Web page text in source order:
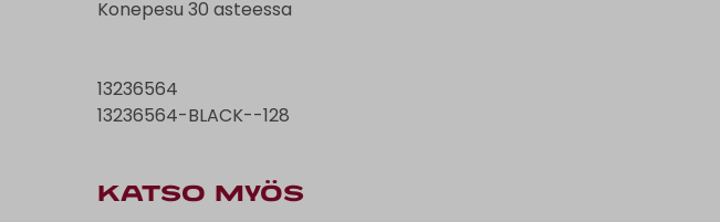
Konepesu 30 asteessa
13236564
13236564-BLACK--128
KATSO MYÖS